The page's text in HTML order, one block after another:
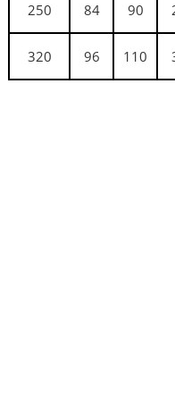
250 84 90
320 96 110